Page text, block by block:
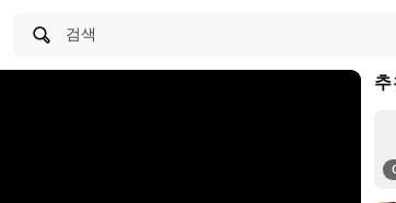
검색
추